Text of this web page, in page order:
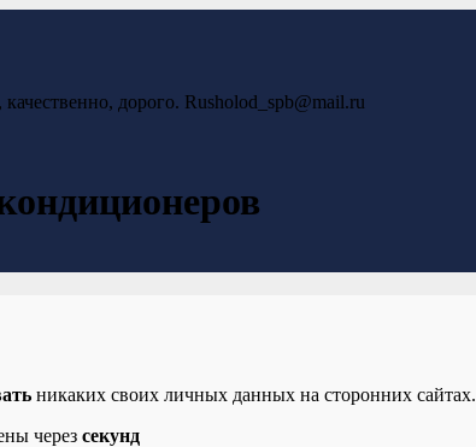
дорого. Rusholod_spb@mail.ru
никаких своих личных данных на сторонних сайтах.
через секунд